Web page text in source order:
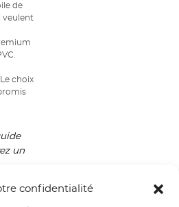
confidentialité
de
veulent
choix
un